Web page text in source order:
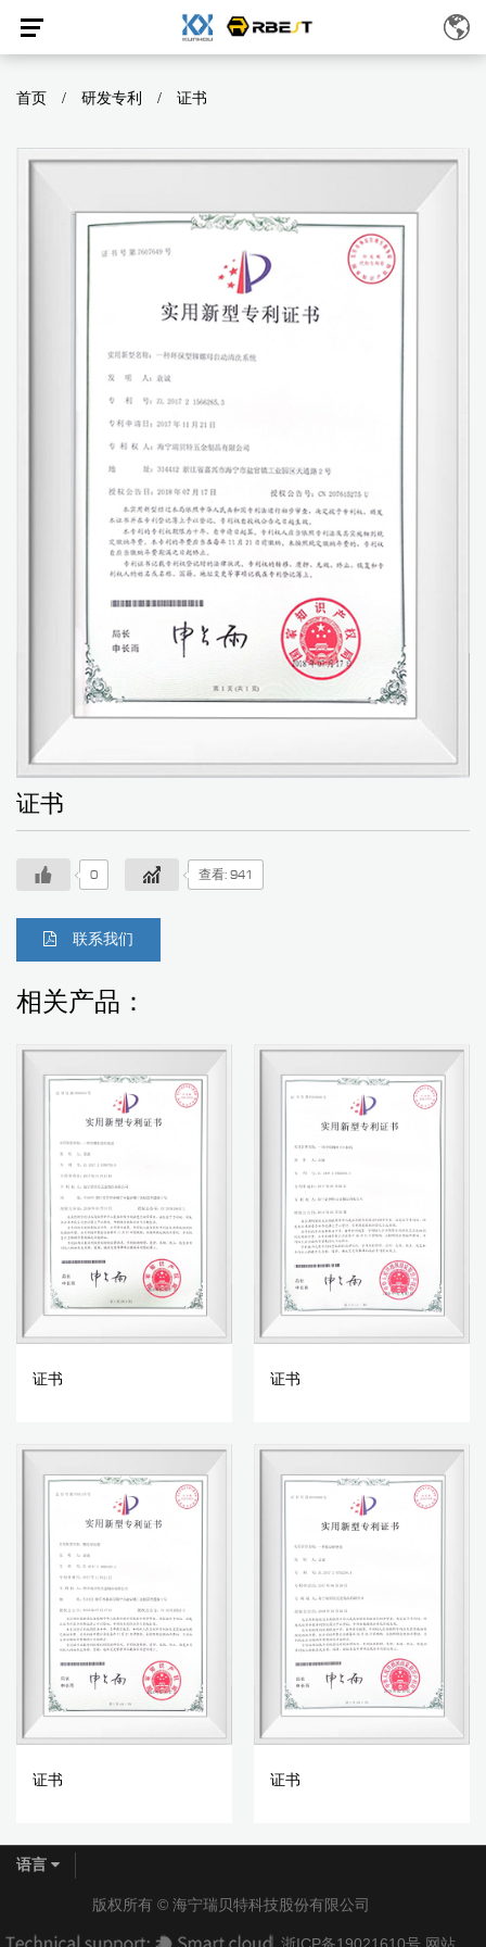
首页 / 研发专利 / 证书
证书
0 查看: 941
联系我们
相关产品：
证书 证书
证书 证书
语言
版权所有 © 海宁瑞贝特科技股份有限公司
浙ICP备19021610号 网站